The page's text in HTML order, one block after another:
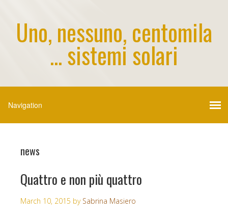
Uno, nessuno, centomila
... sistemi solari
news
Quattro e non più quattro
March 10, 2015 by Sabrina Masiero